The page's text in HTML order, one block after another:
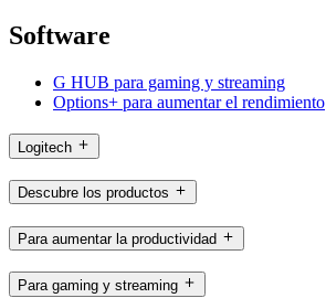
Software
G HUB para gaming y streaming
Options+ para aumentar el rendimiento
Logitech
Descubre los productos
Para aumentar la productividad
Para gaming y streaming